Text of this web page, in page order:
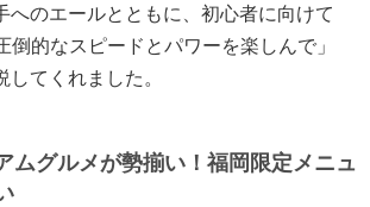
へのエールとともに、初心者に向けて
倒的なスピードとパワーを楽しんで」
てくれました。
ムグルメが勢揃い！福岡限定メニュ